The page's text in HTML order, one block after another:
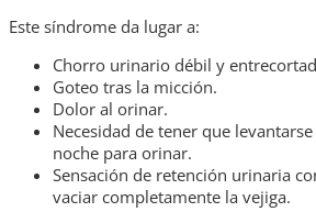
Este síndrome da lugar a:
Chorro urinario débil y
Goteo tras la micción.
Dolor al orinar.
Necesidad de tener que
noche para orinar.
Sensación de retención urinaria
vaciar completamente la vejiga.